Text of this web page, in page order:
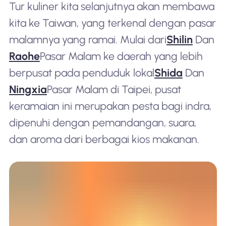
Tur kuliner kita selanjutnya akan membawa
kita ke Taiwan, yang terkenal dengan pasar
malamnya yang ramai. Mulai dariShilinDan
RaohePasar Malam ke daerah yang lebih
berpusat pada penduduk lokalShida Dan
NingxiaPasar Malam di Taipei, pusat
keramaian ini merupakan pesta bagi indra,
dipenuhi dengan pemandangan, suara,
dan aroma dari berbagai kios makanan.